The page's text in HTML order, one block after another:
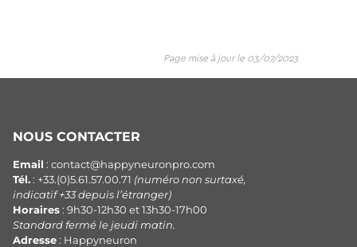
Page mise à jour le 03/07/2023
NOUS CONTACTER
Email : contact@happyneuronpro.com
Tél. : +33.(0)5.61.57.00.71 (numéro non surtaxé,
indicatif +33 depuis l’étranger)
Horaires : 9h30-12h30 et 13h30-17h00
Standard fermé le jeudi matin.
Adresse : Happyneuron